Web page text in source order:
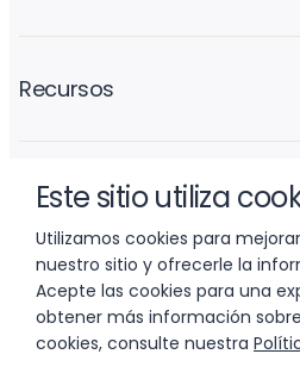
Este sitio utiliza
Utilizamos cookies para
nuestro sitio y ofrecerle la
Acepte las cookies para una
obtener más información
cookies, consulte nuestra
Recursos
La empresa